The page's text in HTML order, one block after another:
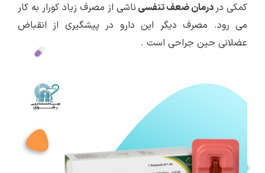
کمکی دردرمان ضعف تنفسی ناشی از مصرف زیاد کورار به کار
می رود. مصرف دیگر این دارو در پیشگیری از انقباض
عضلانی حین جراحی است .